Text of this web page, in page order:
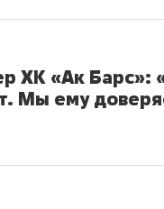
ХК «Ак Барс»:
Мы ему